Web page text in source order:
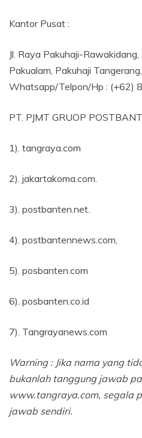
Kantor Pusat :
Jl. Raya Pakuhaji-
Pakualam, Pakuhaji
Whatsapp/Telpon/Hp : (+62)
PT. PJMT GRUOP
1). tangraya.com
2). jakartakoma.com.
3). postbanten.net.
4). postbantennews.com,
5). posbanten.com
6). posbanten.co.id
7). Tangrayanews.com
Warning : Jika nama yang
bukanlah tanggung jawab
www.tangraya.com, segala
jawab sendiri.